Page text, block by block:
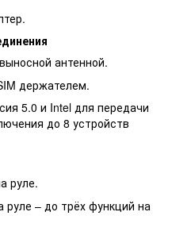
антенной.
держателем.
5.0 и Intel для передачи
до 8 устройств
руле.
– до трёх функций на